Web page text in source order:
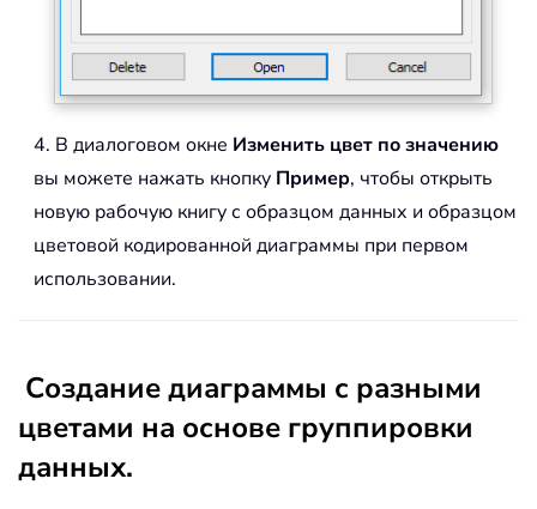
4. В диалоговом окне Изменить цвет по значению
вы можете нажать кнопку Пример, чтобы открыть
новую рабочую книгу с образцом данных и образцом
цветовой кодированной диаграммы при первом
использовании.
Создание диаграммы с разными
цветами на основе группировки
данных.